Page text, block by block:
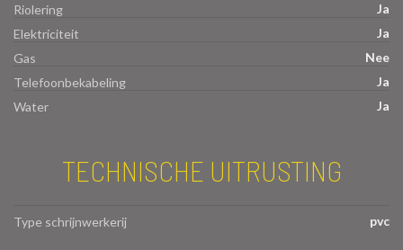
Riolering
Ja
Elektriciteit
Ja
Gas
Nee
Telefoonbekabeling
Ja
Water
Ja
TECHNISCHE UITRUSTING
Type schrijnwerkerij pvc